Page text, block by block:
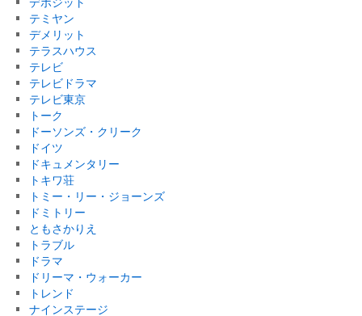
テミヤン
デメリット
テラスハウス
テレビ
テレビドラマ
テレビ東京
トーク
ドーソンズ・クリーク
ドイツ
ドキュメンタリー
トキワ荘
トミー・リー・ジョーンズ
ドミトリー
ともさかりえ
トラブル
ドラマ
ドリーマ・ウォーカー
トレンド
ナインステージ